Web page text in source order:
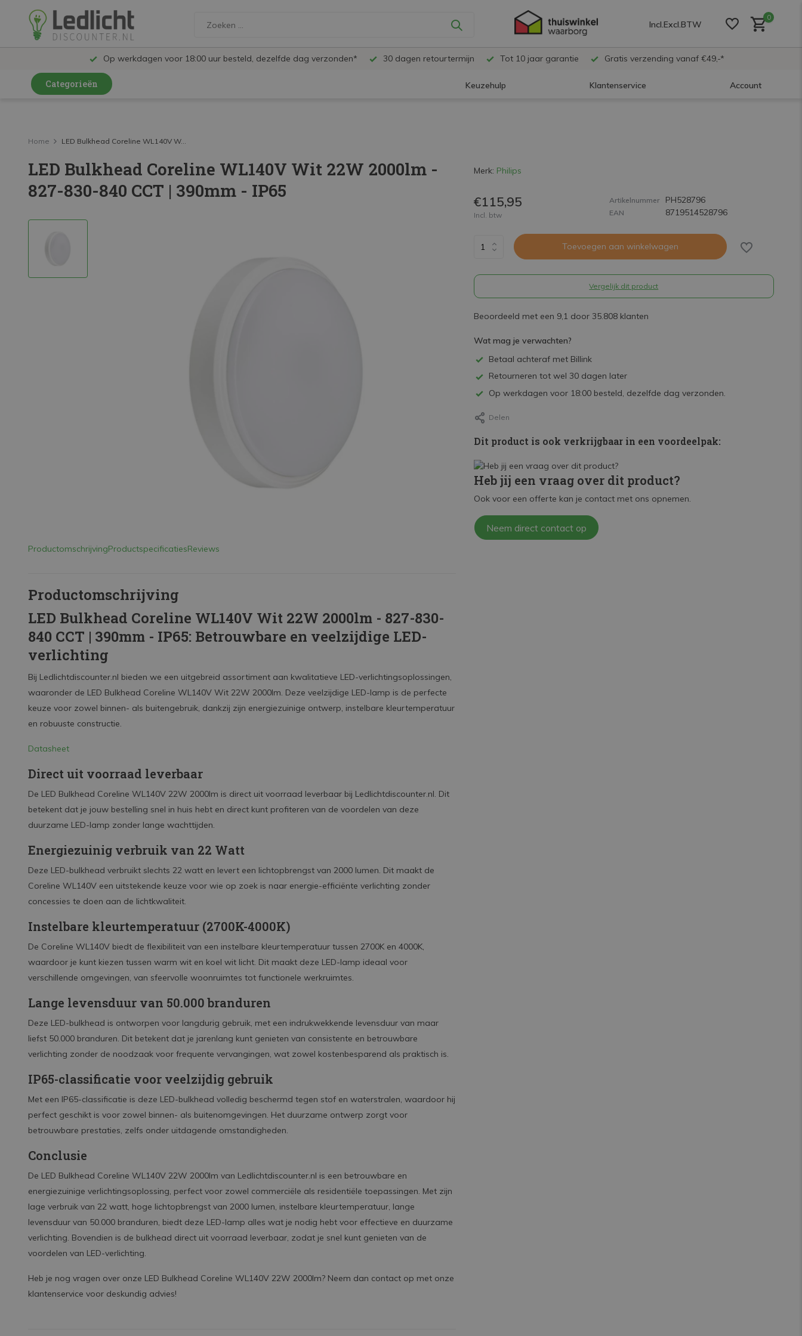
Incl.Excl.BTW
0
Op werkdagen voor 18:00 uur besteld, dezelfde dag verzonden* 30 dagen retourtermijn Tot 10 jaar garantie Gratis verzending vanaf €49,-*
Categorieën Keuzehulp Klantenservice Account
LED Railspots
LED Panelen
LED TL
Home LED Bulkhead Coreline WL140V W...
LED Bulkhead Coreline WL140V Wit 22W 2000lm -
827-830-840 CCT | 390mm - IP65
ProductomschrijvingProductspecificatiesReviews
Productomschrijving
LED Bulkhead Coreline WL140V Wit 22W 2000lm - 827-830-
840 CCT | 390mm - IP65: Betrouwbare en veelzijdige LED-
verlichting
Bij Ledlichtdiscounter.nl bieden we een uitgebreid assortiment aan kwalitatieve LED-verlichtingsoplossingen,
waaronder de LED Bulkhead Coreline WL140V Wit 22W 2000lm. Deze veelzijdige LED-lamp is de perfecte
keuze voor zowel binnen- als buitengebruik, dankzij zijn energiezuinige ontwerp, instelbare kleurtemperatuur
en robuuste constructie.
Datasheet
Direct uit voorraad leverbaar
De LED Bulkhead Coreline WL140V 22W 2000lm is direct uit voorraad leverbaar bij Ledlichtdiscounter.nl. Dit
betekent dat je jouw bestelling snel in huis hebt en direct kunt profiteren van de voordelen van deze
duurzame LED-lamp zonder lange wachttijden.
Energiezuinig verbruik van 22 Watt
Deze LED-bulkhead verbruikt slechts 22 watt en levert een lichtopbrengst van 2000 lumen. Dit maakt de
Coreline WL140V een uitstekende keuze voor wie op zoek is naar energie-efficiënte verlichting zonder
concessies te doen aan de lichtkwaliteit.
Instelbare kleurtemperatuur (2700K-4000K)
De Coreline WL140V biedt de flexibiliteit van een instelbare kleurtemperatuur tussen 2700K en 4000K,
waardoor je kunt kiezen tussen warm wit en koel wit licht. Dit maakt deze LED-lamp ideaal voor
verschillende omgevingen, van sfeervolle woonruimtes tot functionele werkruimtes.
Lange levensduur van 50.000 branduren
Deze LED-bulkhead is ontworpen voor langdurig gebruik, met een indrukwekkende levensduur van maar
liefst 50.000 branduren. Dit betekent dat je jarenlang kunt genieten van consistente en betrouwbare
verlichting zonder de noodzaak voor frequente vervangingen, wat zowel kostenbesparend als praktisch is.
IP65-classificatie voor veelzijdig gebruik
Met een IP65-classificatie is deze LED-bulkhead volledig beschermd tegen stof en waterstralen, waardoor hij
perfect geschikt is voor zowel binnen- als buitenomgevingen. Het duurzame ontwerp zorgt voor
betrouwbare prestaties, zelfs onder uitdagende omstandigheden.
Conclusie
De LED Bulkhead Coreline WL140V 22W 2000lm van Ledlichtdiscounter.nl is een betrouwbare en
energiezuinige verlichtingsoplossing, perfect voor zowel commerciële als residentiële toepassingen. Met zijn
lage verbruik van 22 watt, hoge lichtopbrengst van 2000 lumen, instelbare kleurtemperatuur, lange
levensduur van 50.000 branduren, biedt deze LED-lamp alles wat je nodig hebt voor effectieve en duurzame
verlichting. Bovendien is de bulkhead direct uit voorraad leverbaar, zodat je snel kunt genieten van de
voordelen van LED-verlichting.
Heb je nog vragen over onze LED Bulkhead Coreline WL140V 22W 2000lm? Neem dan contact op met onze
klantenservice voor deskundig advies!
Merk: Philips
€115,95
Incl. btw
Artikelnummer PH528796
EAN 8719514528796
Toevoegen aan winkelwagen
Vergelijk dit product
Beoordeeld met een 9,1 door 35.808 klanten
Wat mag je verwachten?
Betaal achteraf met Billink
Retourneren tot wel 30 dagen later
Op werkdagen voor 18:00 besteld, dezelfde dag verzonden.
Delen
Dit product is ook verkrijgbaar in een voordeelpak:
Heb jij een vraag over dit product?
Ook voor een offerte kan je contact met ons opnemen.
Neem direct contact op